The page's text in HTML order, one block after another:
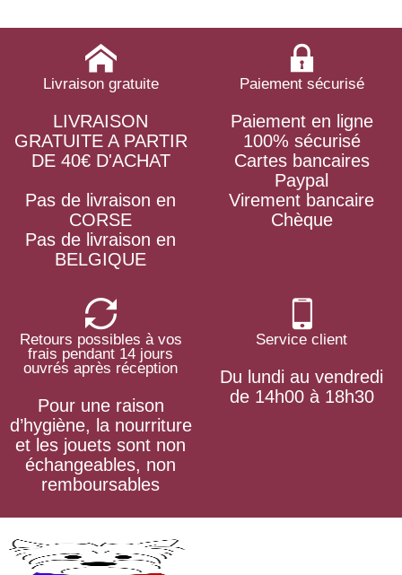
Livraison gratuite
LIVRAISON
GRATUITE A PARTIR
DE 40€ D'ACHAT
Pas de livraison en
CORSE
Pas de livraison en
BELGIQUE
Paiement sécurisé
Paiement en ligne
100% sécurisé
Cartes bancaires
Paypal
Virement bancaire
Chèque
Retours possibles à vos
frais pendant 14 jours
ouvrés après réception
Pour une raison
d’hygiène, la nourriture
et les jouets sont non
échangeables, non
remboursables
Service client
Du lundi au vendredi
de 14h00 à 18h30